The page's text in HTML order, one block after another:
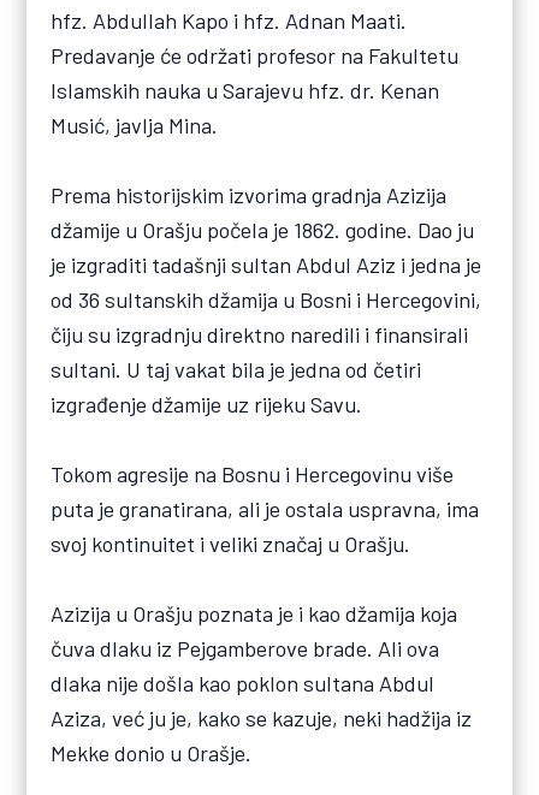
hfz. Abdullah Kapo i hfz. Adnan Maati.
Predavanje će održati profesor na Fakultetu
Islamskih nauka u Sarajevu hfz. dr. Kenan
Musić, javlja Mina.
Prema historijskim izvorima gradnja Azizija
džamije u Orašju počela je 1862. godine. Dao ju
je izgraditi tadašnji sultan Abdul Aziz i jedna je
od 36 sultanskih džamija u Bosni i Hercegovini,
čiju su izgradnju direktno naredili i finansirali
sultani. U taj vakat bila je jedna od četiri
izgrađenje džamije uz rijeku Savu.
Tokom agresije na Bosnu i Hercegovinu više
puta je granatirana, ali je ostala uspravna, ima
svoj kontinuitet i veliki značaj u Orašju.
Azizija u Orašju poznata je i kao džamija koja
čuva dlaku iz Pejgamberove brade. Ali ova
dlaka nije došla kao poklon sultana Abdul
Aziza, već ju je, kako se kazuje, neki hadžija iz
Mekke donio u Orašje.